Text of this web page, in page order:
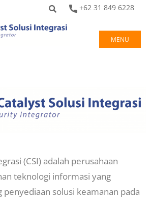
+62 31 849 6228
MENU
(CSI) adalah perusahaan
teknologi informasi yang
penyediaan solusi keamanan pada